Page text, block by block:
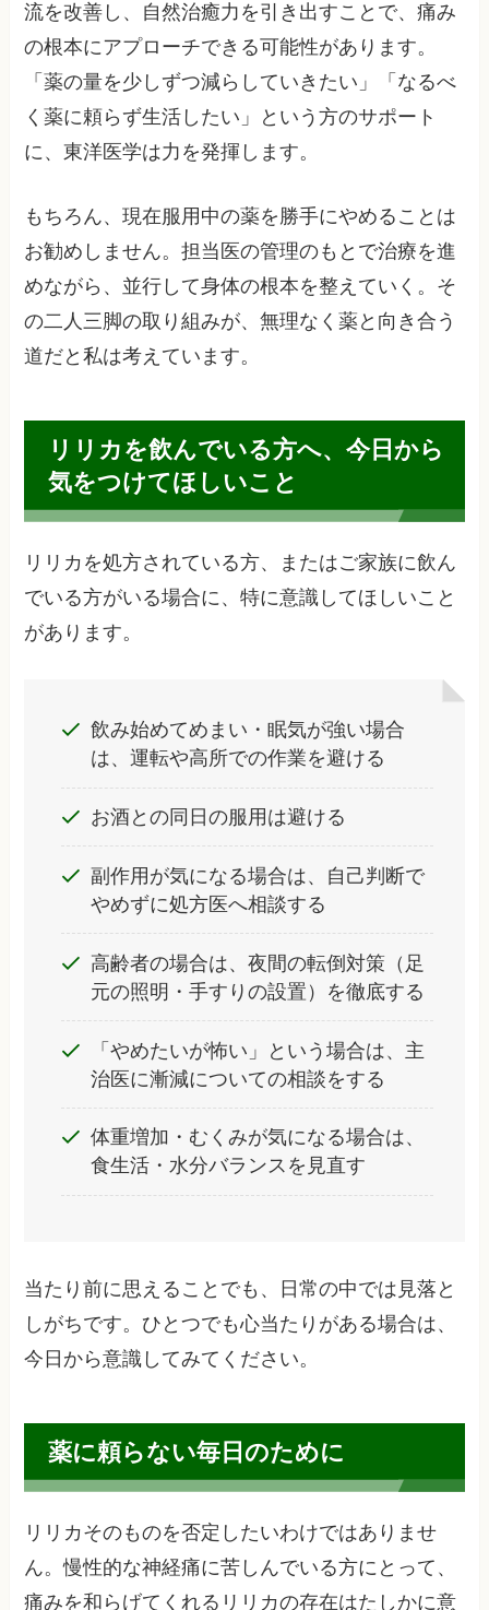
流を改善し、自然治癒力を引き出すことで、痛み
の根本にアプローチできる可能性があります。
「薬の量を少しずつ減らしていきたい」「なるべ
く薬に頼らず生活したい」という方のサポート
に、東洋医学は力を発揮します。
もちろん、現在服用中の薬を勝手にやめることは
お勧めしません。担当医の管理のもとで治療を進
めながら、並行して身体の根本を整えていく。そ
の二人三脚の取り組みが、無理なく薬と向き合う
道だと私は考えています。
リリカを飲んでいる方へ、今日から
気をつけてほしいこと
リリカを処方されている方、またはご家族に飲ん
でいる方がいる場合に、特に意識してほしいこと
があります。
飲み始めてめまい・眠気が強い場合
は、運転や高所での作業を避ける
お酒との同日の服用は避ける
副作用が気になる場合は、自己判断で
やめずに処方医へ相談する
高齢者の場合は、夜間の転倒対策（足
元の照明・手すりの設置）を徹底する
「やめたいが怖い」という場合は、主
治医に漸減についての相談をする
体重増加・むくみが気になる場合は、
食生活・水分バランスを見直す
当たり前に思えることでも、日常の中では見落と
しがちです。ひとつでも心当たりがある場合は、
今日から意識してみてください。
薬に頼らない毎日のために
リリカそのものを否定したいわけではありませ
ん。慢性的な神経痛に苦しんでいる方にとって、
痛みを和らげてくれるリリカの存在はたしかに意